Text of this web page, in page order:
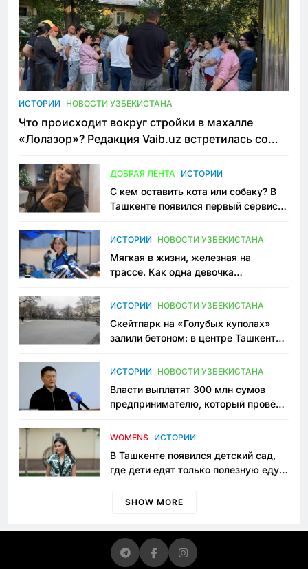
ИСТОРИИ НОВОСТИ УЗБЕКИСТАНА
Что происходит вокруг стройки в махалле
«Лолазор»? Редакция Vaib.uz встретилась со
ДОБРАЯ ЛЕНТА ИСТОРИИ
С кем оставить кота или собаку? В
Ташкенте появился первый сервис
ИСТОРИИ НОВОСТИ УЗБЕКИСТАНА
Мягкая в жизни, железная на
трассе. Как одна девочка
Узбекистане
ИСТОРИИ НОВОСТИ УЗБЕКИСТАНА
Скейтпарк на «Голубых куполах»
залили бетоном: в центре Ташкента
пространство
ИСТОРИИ НОВОСТИ УЗБЕКИСТАНА
Власти выплатят 300 млн сумов
предпринимателю, который провёл
приговору
WOMENS ИСТОРИИ
В Ташкенте появился детский сад,
где дети едят только полезную еду.
просить «кашу без сахара»
SHOW MORE